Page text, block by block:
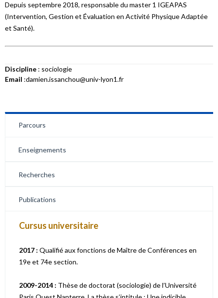
Depuis septembre 2018, responsable du master 1 IGEAPAS
(Intervention, Gestion et Évaluation en Activité Physique Adaptée
et Santé).
Discipline : sociologie
Email :damien.issanchou@univ-lyon1.fr
Parcours
Enseignements
Recherches
Publications
Cursus universitaire
2017 : Qualifié aux fonctions de Maître de Conférences en
19e et 74e section.
2009-2014 : Thèse de doctorat (sociologie) de l’Université